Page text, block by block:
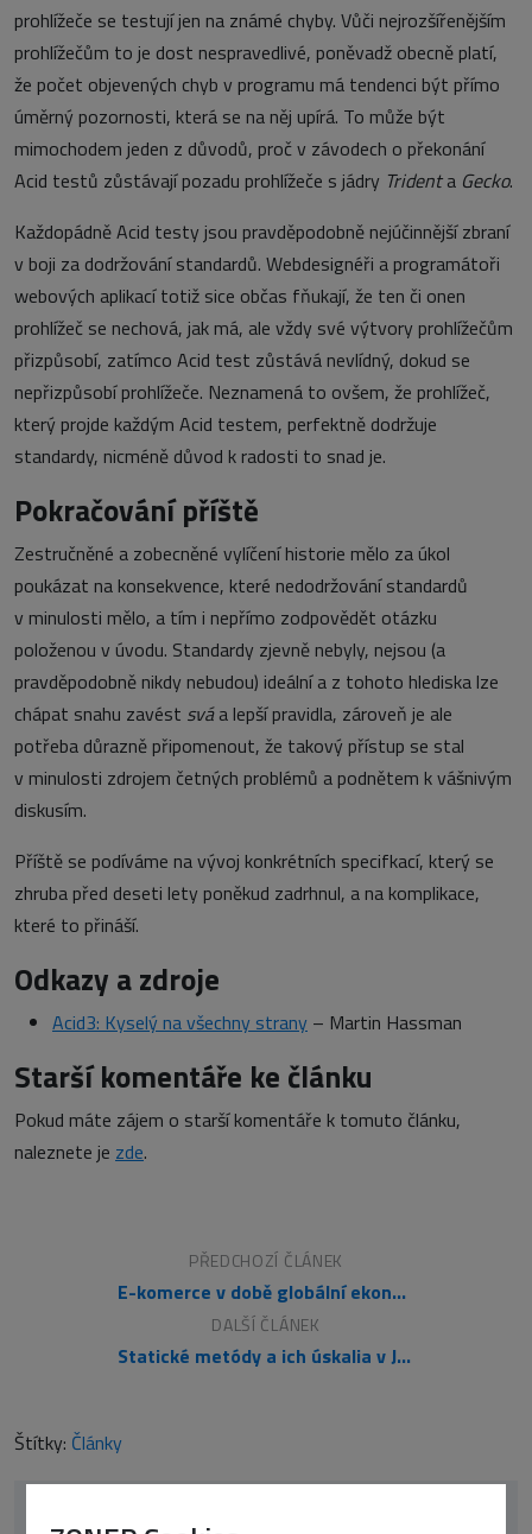
prohlížeče se testují jen na známé chyby. Vůči nejrozšířenějším
prohlížečům to je dost nespravedlivé, poněvadž obecně platí,
že počet objevených chyb v programu má tendenci být přímo
úměrný pozornosti, která se na něj upírá. To může být
mimochodem jeden z důvodů, proč v závodech o překonání
Acid testů zůstávají pozadu prohlížeče s jádry Tridenta Gecko.
Každopádně Acid testy jsou pravděpodobně nejúčinnější zbraní
v boji za dodržování standardů. Webdesignéři a programátoři
webových aplikací totiž sice občas fňukají, že ten či onen
prohlížeč se nechová, jak má, ale vždy své výtvory prohlížečům
přizpůsobí, zatímco Acid test zůstává nevlídný, dokud se
nepřizpůsobí prohlížeče. Neznamená to ovšem, že prohlížeč,
který projde každým Acid testem, perfektně dodržuje
standardy, nicméně důvod k radosti to snad je.
Pokračování příště
Zestručněné a zobecněné vylíčení historie mělo za úkol
poukázat na konsekvence, které nedodržování standardů
v minulosti mělo, a tím i nepřímo zodpovědět otázku
položenou v úvodu. Standardy zjevně nebyly, nejsou (a
pravděpodobně nikdy nebudou) ideální a z tohoto hlediska lze
chápat snahu zavést sváa lepší pravidla, zároveň je ale
potřeba důrazně připomenout, že takový přístup se stal
v minulosti zdrojem četných problémů a podnětem k vášnivým
diskusím.
Příště se podíváme na vývoj konkrétních specifkací, který se
zhruba před deseti lety poněkud zadrhnul, a na komplikace,
které to přináší.
Odkazy a zdroje
Acid3: Kyselý na všechny strany – Martin Hassman
Starší komentáře ke článku
Pokud máte zájem o starší komentáře k tomuto článku,
naleznete je zde.
PŘEDCHOZÍ ČLÁNEK
E-komerce v době globální ekonomické krize
DALŠÍ ČLÁNEK
Statické metódy a ich úskalia v Jave
Štítky: Články